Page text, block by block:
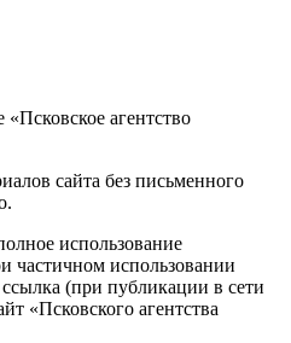
агентство
сайта без письменного
использование
частичном использовании
(при публикации в сети
«Псковского агентства